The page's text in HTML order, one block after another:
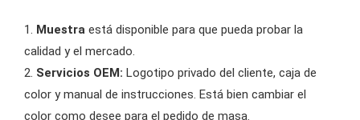
1. Muestra está disponible para que pueda probar la
calidad y el mercado.
2. Servicios OEM: Logotipo privado del cliente, caja de
color y manual de instrucciones. Está bien cambiar el
color como desee para el pedido de masa.